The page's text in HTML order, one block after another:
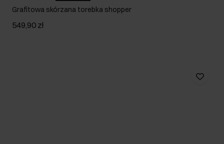
Grafitowa skórzana torebka shopper
549,90 zł